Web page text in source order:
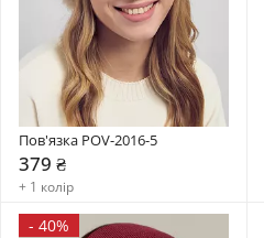
Пов'язка POV-2016-5
379 ₴
+ 1 колір
- 40%